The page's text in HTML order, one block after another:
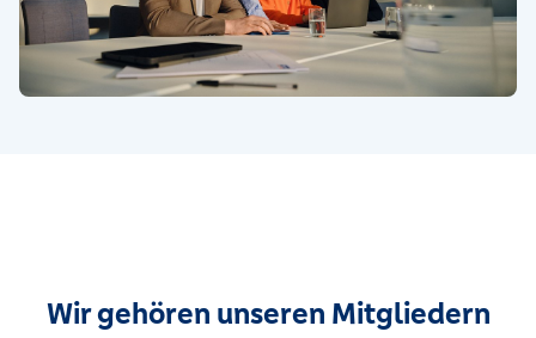
Wir gehören unseren Mitgliedern